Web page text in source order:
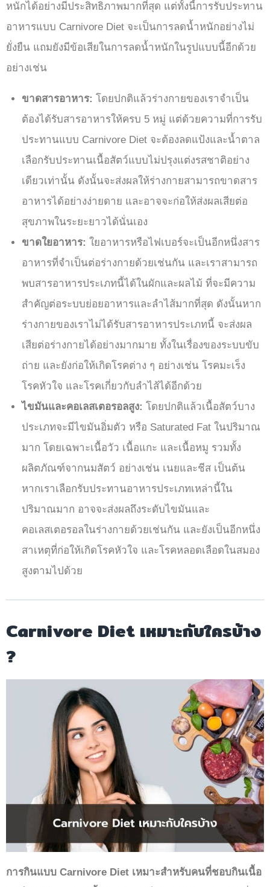
หนักได้อย่างมีประสิทธิภาพมากที่สุด แต่ทั้งนี้การรับประทาน
อาหารแบบ Carnivore Diet จะเป็นการลดน้ำหนักอย่างไม่
ยั่งยืน แถมยังมีข้อเสียในการลดน้ำหนักในรูปแบบนี้อีกด้วย
อย่างเช่น
ขาดสารอาหาร: โดยปกติแล้วร่างกายของเราจำเป็น
ต้องได้รับสารอาหารให้ครบ 5 หมู่ แต่ด้วยความที่การรับ
ประทานแบบ Carnivore Diet จะต้องลดแป้งและน้ำตาล
เลือกรับประทานเนื้อสัตว์แบบไม่ปรุงแต่งรสชาติอย่าง
เดียวเท่านั้น ดังนั้นจะส่งผลให้ร่างกายสามารถขาดสาร
อาหารได้อย่างง่ายดาย และอาจจะก่อให้ส่งผลเสียต่อ
สุขภาพในระยะยาวได้นั่นเอง
ขาดใยอาหาร: ใยอาหารหรือไฟเบอร์จะเป็นอีกหนึ่งสาร
อาหารที่จำเป็นต่อร่างกายด้วยเช่นกัน และเราสามารถ
พบสารอาหารประเภทนี้ได้ในผักและผลไม้ ที่จะมีความ
สำคัญต่อระบบย่อยอาหารและลำไส้มากที่สุด ดังนั้นหาก
ร่างกายของเราไม่ได้รับสารอาหารประเภทนี้ จะส่งผล
เสียต่อร่างกายได้อย่างมากมาย ทั้งในเรื่องของระบบขับ
ถ่าย และยังก่อให้เกิดโรคต่าง ๆ อย่างเช่น โรคมะเร็ง
โรคหัวใจ และโรคเกี่ยวกับลำไส้ได้อีกด้วย
ไขมันและคอเลสเตอรอลสูง: โดยปกติแล้วเนื้อสัตว์บาง
ประเภทจะมีไขมันอิ่มตัว หรือ Saturated Fat ในปริมาณ
มาก โดยเฉพาะเนื้อวัว เนื้อแกะ และเนื้อหมู รวมทั้ง
ผลิตภัณฑ์จากนมสัตว์ อย่างเช่น เนยและชีส เป็นต้น
หากเราเลือกรับประทานอาหารประเภทเหล่านี้ใน
ปริมาณมาก อาจจะส่งผลถึงระดับไขมันและ
คอเลสเตอรอลในร่างกายด้วยเช่นกัน และยังเป็นอีกหนึ่ง
สาเหตุที่ก่อให้เกิดโรคหัวใจ และโรคหลอดเลือดในสมอง
สูงตามไปด้วย
Carnivore Diet เหมาะกับใครบ้าง
?
การกินแบบ Carnivore Diet เหมาะสำหรับคนที่ชอบกินเนื้อ